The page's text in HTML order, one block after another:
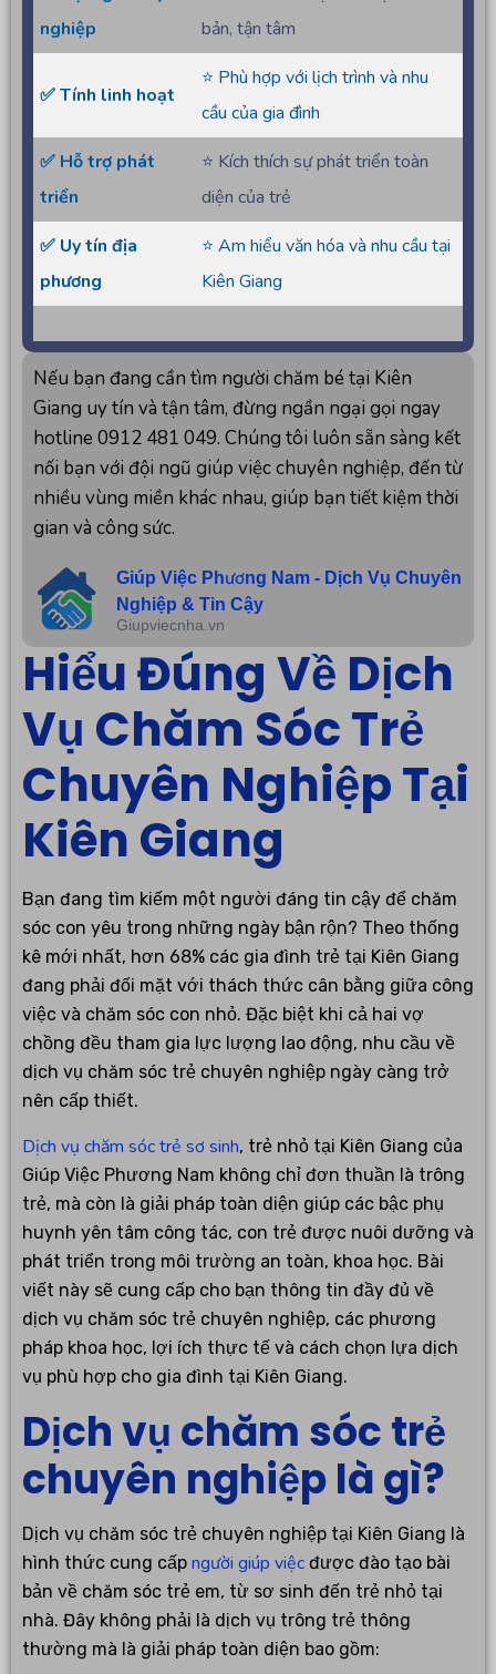
nghiệp
bản, tận tâm
✅ Tính linh hoạt
⭐ Phù hợp với lịch trình và nhu
cầu của gia đình
✅ Hỗ trợ phát
triển
⭐ Kích thích sự phát triển toàn
diện của trẻ
✅ Uy tín địa
phương
⭐ Am hiểu văn hóa và nhu cầu tại
Kiên Giang
Nếu bạn đang cần tìm người chăm bé tại Kiên
Giang uy tín và tận tâm, đừng ngần ngại gọi ngay
hotline 0912 481 049. Chúng tôi luôn sẵn sàng kết
nối bạn với đội ngũ giúp việc chuyên nghiệp, đến từ
nhiều vùng miền khác nhau, giúp bạn tiết kiệm thời
gian và công sức.
Giúp Việc Phương Nam - Dịch Vụ Chuyên
Nghiệp & Tin Cậy
Giupviecnha.vn
Hiểu Đúng Về Dịch
Vụ Chăm Sóc Trẻ
Chuyên Nghiệp Tại
Kiên Giang
Bạn đang tìm kiếm một người đáng tin cậy để chăm
sóc con yêu trong những ngày bận rộn? Theo thống
kê mới nhất, hơn 68% các gia đình trẻ tại Kiên Giang
đang phải đối mặt với thách thức cân bằng giữa công
việc và chăm sóc con nhỏ. Đặc biệt khi cả hai vợ
chồng đều tham gia lực lượng lao động, nhu cầu về
dịch vụ chăm sóc trẻ chuyên nghiệp ngày càng trở
nên cấp thiết.
Dịch vụ chăm sóc trẻ sơ sinh, trẻ nhỏ tại Kiên Giang của
Giúp Việc Phương Nam không chỉ đơn thuần là trông
trẻ, mà còn là giải pháp toàn diện giúp các bậc phụ
huynh yên tâm công tác, con trẻ được nuôi dưỡng và
phát triển trong môi trường an toàn, khoa học. Bài
viết này sẽ cung cấp cho bạn thông tin đầy đủ về
dịch vụ chăm sóc trẻ chuyên nghiệp, các phương
pháp khoa học, lợi ích thực tế và cách chọn lựa dịch
vụ phù hợp cho gia đình tại Kiên Giang.
Dịch vụ chăm sóc trẻ
chuyên nghiệp là gì?
Dịch vụ chăm sóc trẻ chuyên nghiệp tại Kiên Giang là
hình thức cung cấp người giúp việc được đào tạo bài
bản về chăm sóc trẻ em, từ sơ sinh đến trẻ nhỏ tại
nhà. Đây không phải là dịch vụ trông trẻ thông
thường mà là giải pháp toàn diện bao gồm: